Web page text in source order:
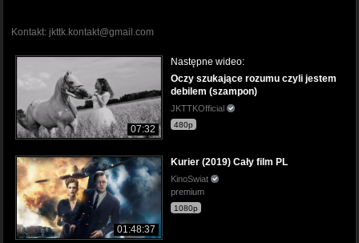
Kontakt: jkttk.kontakt@gmail.com
07:32
Następne wideo:
Oczy szukające rozumu czyli jestem
debilem (szampon)
JKTTKOfficial
480p
01:48:37
Kurier (2019) Cały film PL
KinoSwiat
premium
1080p